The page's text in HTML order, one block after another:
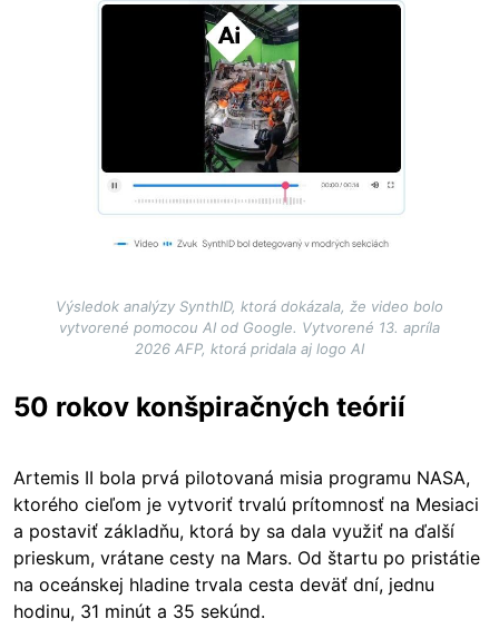
Výsledok analýzy SynthID, ktorá dokázala, že video bolo
vytvorené pomocou AI od Google. Vytvorené 13. apríla
2026 AFP, ktorá pridala aj logo AI
50 rokov konšpiračných teórií
Artemis II bola prvá pilotovaná misia programu NASA,
ktorého cieľom je vytvoriť trvalú prítomnosť na Mesiaci
a postaviť základňu, ktorá by sa dala využiť na ďalší
prieskum, vrátane cesty na Mars. Od štartu po pristátie
na oceánskej hladine trvala cesta deväť dní, jednu
hodinu, 31 minút a 35 sekúnd.